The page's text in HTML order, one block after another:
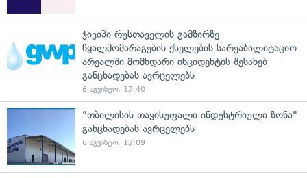
ჯივიპი რუსთაველის გამზირზე
წყალმომარაგების ქსელების სარეაბილიტაციო
არეალში მომხდარი ინციდენტის შესახებ
განცხადებას ავრცელებს
6 აგვისტო, 12:40
"თბილისის თავისუფალი ინდუსტრიული ზონა"
განცხადებას ავრცელებს
6 აგვისტო, 12:09